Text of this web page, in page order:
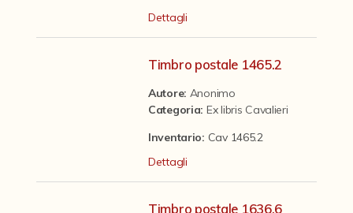
Dettagli
Timbro postale 1465.2
Autore: Anonimo
Categoria: Ex libris Cavalieri
Inventario: Cav 1465.2
Dettagli
Timbro postale 1636.6